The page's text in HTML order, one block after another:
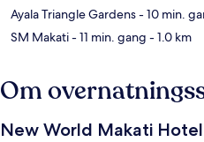
Ayala Triangle Gardens- 10 min.
SM Makati- 11 min. gang - 1.0 km
Om
New World Makati Hotel